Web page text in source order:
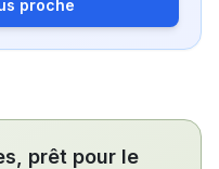
proche
prêt pour le